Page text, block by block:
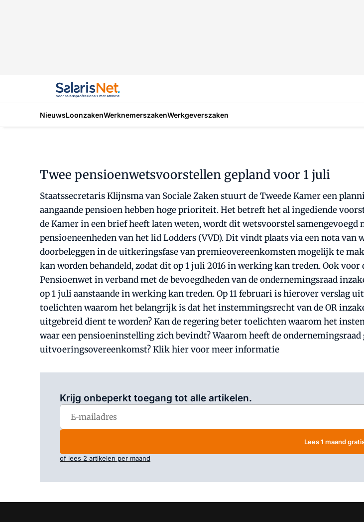
NieuwsLoonzakenWerknemerszakenWerkgeverszaken
Twee pensioenwetsvoorstellen gepland voor 1 juli
Staatssecretaris Klijnsma van Sociale Zaken stuurt de Tweede Kamer een
aangaande pensioen hebben hoge prioriteit. Het betreft het al ingediende
de Kamer in een brief heeft laten weten, wordt dit wetsvoorstel
pensioeneenheden van het lid Lodders (VVD). Dit vindt plaats via een nota
doorbeleggen in de uitkeringsfase van premieovereenkomsten mogelijk te
kan worden behandeld, zodat dit op 1 juli 2016 in werking kan treden. Ook
Pensioenwet in verband met de bevoegdheden van de ondernemingsraad
op 1 juli aanstaande in werking kan treden. Op 11 februari is hierover verslag
toelichten waarom het belangrijk is dat het instemmingsrecht van de OR
uitgebreid dient te worden? Kan de regering beter toelichten waarom het
waar een pensioeninstelling zich bevindt? Waarom heeft de
uitvoeringsovereenkomst? Klik hier voor meer informatie
Krijg onbeperkt toegang tot alle artikelen.
Lees 1 maand
of lees 2 artikelen per maand